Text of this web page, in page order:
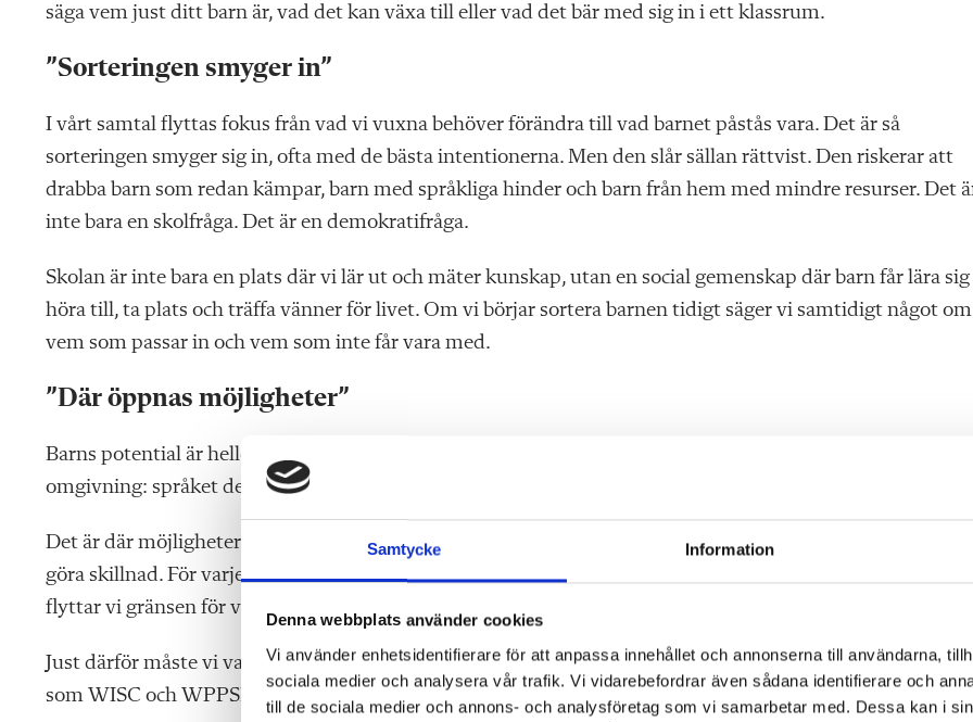
Samtycke Information
Denna webbplats använder cookies
Vi använder enhetsidentifierare för att anpassa innehållet och annonserna till användarna,
sociala medier och analysera vår trafik. Vi vidarebefordrar även sådana identifierare och
till de sociala medier och annons- och analysföretag som vi samarbetar med. Dessa kan i
säga vem just ditt barn är, vad det kan växa till eller vad det bär med sig in i ett klassrum.
”Sorteringen smyger in”
I vårt samtal flyttas fokus från vad vi vuxna behöver förändra till vad barnet påstås vara. Det är så
sorteringen smyger sig in, ofta med de bästa intentionerna. Men den slår sällan rättvist. Den riskerar att
drabba barn som redan kämpar, barn med språkliga hinder och barn från hem med mindre resurser. Det
inte bara en skolfråga. Det är en demokratifråga.
Skolan är inte bara en plats där vi lär ut och mäter kunskap, utan en social gemenskap där barn får lära
höra till, ta plats och träffa vänner för livet. Om vi börjar sortera barnen tidigt säger vi samtidigt något om
vem som passar in och vem som inte får vara med.
”Där öppnas möjligheter”
Barns potential är heller inte en siffra som väntar på att bli upptäckt. Barn formas i relation till sin
omgivning: språket de får, undervisningen de möter, stressen de lever med och tryggheten de har.
Det är där möjligheter kan öppnas, eller stängas. Och just därför får vi lärare aldrig tappa tron på att vi
göra skillnad. För varje gång vi skapar begriplighet, ger tid, bygger relationer och håller i när det skaver, så
flyttar vi gränsen för vad som blir möjligt för ett barn.
Just därför måste vi vara försiktiga när vi gör testresultat till grund för sortering. Även moderna IQ-tester
som WISC och WPPSI är framtagna och normerade i en viss språk- och kulturmiljö.